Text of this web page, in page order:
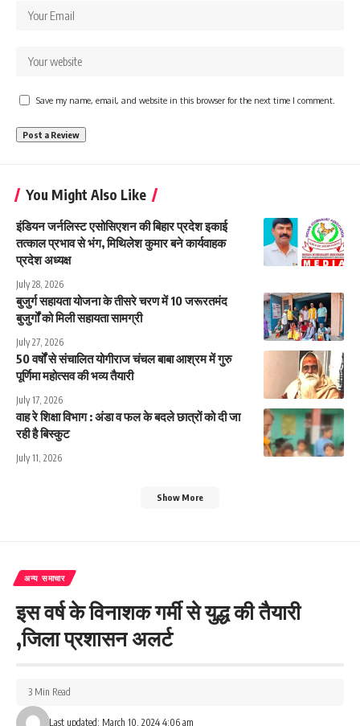
Save my name, email, and website in this browser for the next time I comment.
You Might Also Like
इंडियन जर्नलिस्ट एसोसिएशन की बिहार प्रदेश इकाई
तत्काल प्रभाव से भंग, मिथिलेश कुमार बने कार्यवाहक
प्रदेश अध्यक्ष
July 28, 2026
बुजुर्ग सहायता योजना के तीसरे चरण में 10 जरूरतमंद
बुजुर्गों को मिली सहायता सामग्री
July 27, 2026
50 वर्षों से संचालित योगीराज चंचल बाबा आश्रम में गुरु
पूर्णिमा महोत्सव की भव्य तैयारी
July 17, 2026
वाह रे शिक्षा विभाग : अंडा व फल के बदले छात्रों को दी जा
रही है बिस्कुट
July 11, 2026
Show More
अन्य समाचार
इस वर्ष के विनाशक गर्मी से युद्ध की तैयारी
,जिला प्रशासन अलर्ट
Last updated: March 10, 2024 4:06 am
3 Min Read